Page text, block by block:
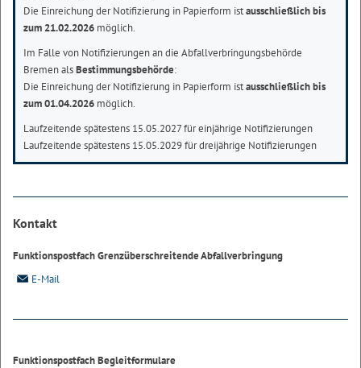
Die Einreichung der Notifizierung in Papierform istausschließlich bis
zum 21.02.2026 möglich.
Im Falle von Notifizierungen an die Abfallverbringungsbehörde
Bremen alsBestimmungsbehörde:
Die Einreichung der Notifizierung in Papierform istausschließlich bis
zum 01.04.2026 möglich.
Laufzeitende spätestens 15.05.2027 für einjährige Notifizierungen
Laufzeitende spätestens 15.05.2029 für dreijährige Notifizierungen
Kontakt
Funktionspostfach Grenzüberschreitende Abfallverbringung
E-Mail
Funktionspostfach Begleitformulare